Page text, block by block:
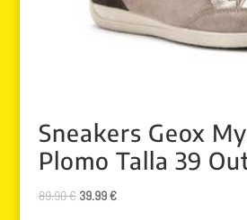
Sneakers Geox
Plomo Talla 39
89.90€ El
39.99€El